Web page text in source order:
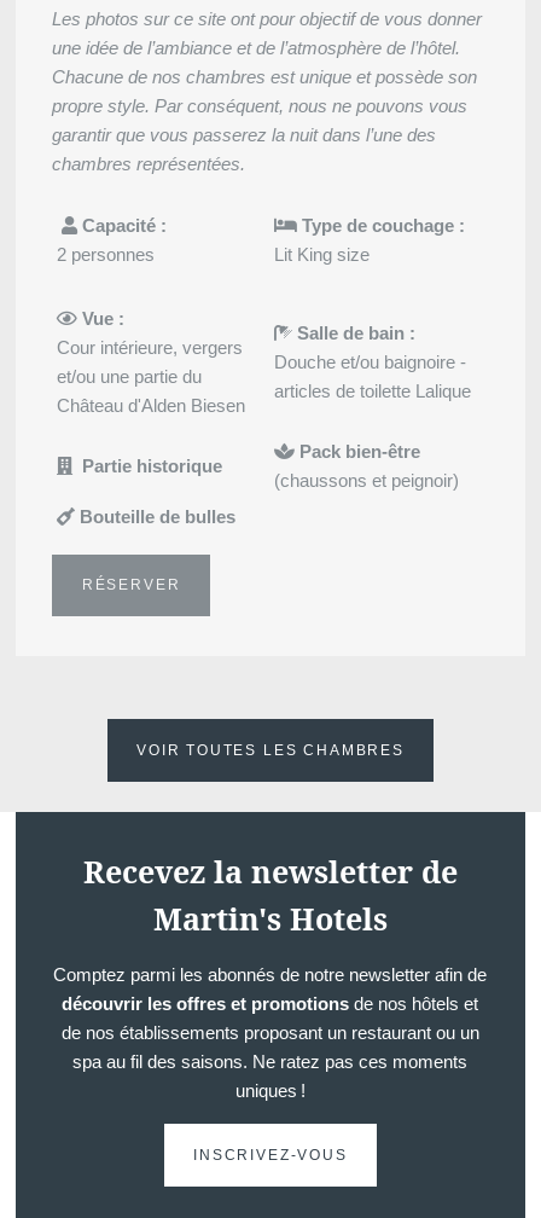
Les photos sur ce site ont pour objectif de vous donner
une idée de l’ambiance et de l’atmosphère de l’hôtel.
Chacune de nos chambres est unique et possède son
propre style. Par conséquent, nous ne pouvons vous
garantir que vous passerez la nuit dans l’une des
chambres représentées.
Capacité :
2 personnes
Type de couchage :
Lit King size
Vue :
Cour intérieure, vergers
et/ou une partie du
Château d'Alden Biesen
Salle de bain :
Douche et/ou baignoire -
articles de toilette Lalique
Partie historique
Pack bien-être
(chaussons et peignoir)
Bouteille de bulles
RÉSERVER
VOIR TOUTES LES CHAMBRES
Recevez la newsletter de
Martin's Hotels
Comptez parmi les abonnés de notre newsletter afin de
découvrir les offres et promotions de nos hôtels et
de nos établissements proposant un restaurant ou un
spa au fil des saisons. Ne ratez pas ces moments
uniques !
INSCRIVEZ-VOUS